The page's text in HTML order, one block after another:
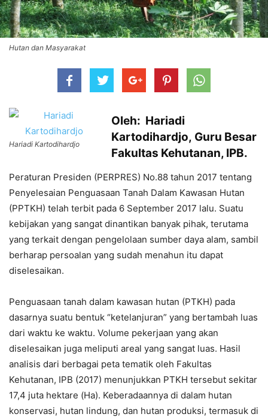
Hutan dan Masyarakat
Hariadi Kartodihardjo
Oleh: Hariadi
Kartodihardjo, Guru Besar
Fakultas Kehutanan, IPB.
Peraturan Presiden (PERPRES) No.88 tahun 2017 tentang
Penyelesaian Penguasaan Tanah Dalam Kawasan Hutan
(PPTKH) telah terbit pada 6 September 2017 lalu. Suatu
kebijakan yang sangat dinantikan banyak pihak, terutama
yang terkait dengan pengelolaan sumber daya alam, sambil
berharap persoalan yang sudah menahun itu dapat
diselesaikan.
Penguasaan tanah dalam kawasan hutan (PTKH) pada
dasarnya suatu bentuk “ketelanjuran” yang bertambah luas
dari waktu ke waktu. Volume pekerjaan yang akan
diselesaikan juga meliputi areal yang sangat luas. Hasil
analisis dari berbagai peta tematik oleh Fakultas
Kehutanan, IPB (2017) menunjukkan PTKH tersebut sekitar
17,4 juta hektare (Ha). Keberadaannya di dalam hutan
konservasi, hutan lindung, dan hutan produksi, termasuk di